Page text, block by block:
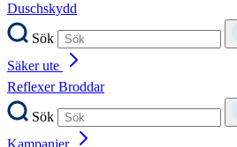
Duschskydd
Sök
Säker ute
ReflexerBroddar
Sök